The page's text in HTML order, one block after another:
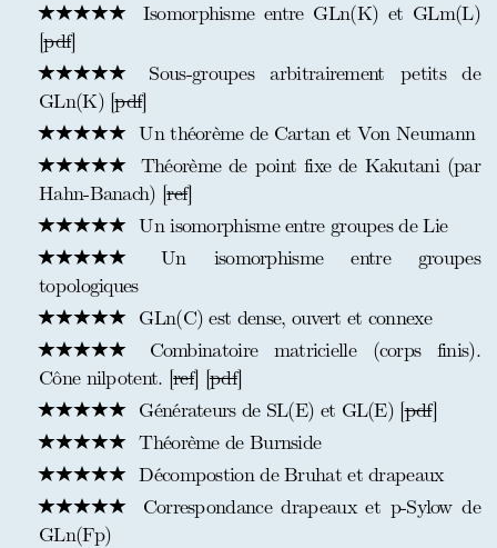
Isomorphisme entre GLn(K) et GLm(L)
[pdf]
Sous-groupes arbitrairement petits de
GLn(K) [pdf]
Un théorème de Cartan et Von Neumann
Théorème de point fixe de Kakutani (par
Hahn-Banach) [ref]
Un isomorphisme entre groupes de Lie
Un isomorphisme entre groupes
topologiques
GLn(C) est dense, ouvert et connexe
Combinatoire matricielle (corps finis).
Cône nilpotent. [ref] [pdf]
Générateurs de SL(E) et GL(E) [pdf]
Théorème de Burnside
Décompostion de Bruhat et drapeaux
Correspondance drapeaux et p-Sylow de
GLn(Fp)